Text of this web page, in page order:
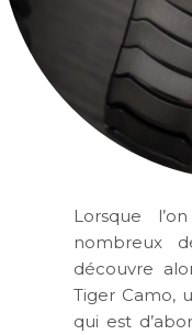
Lorsque
nombreux
découvre
Tiger Camo,
qui est